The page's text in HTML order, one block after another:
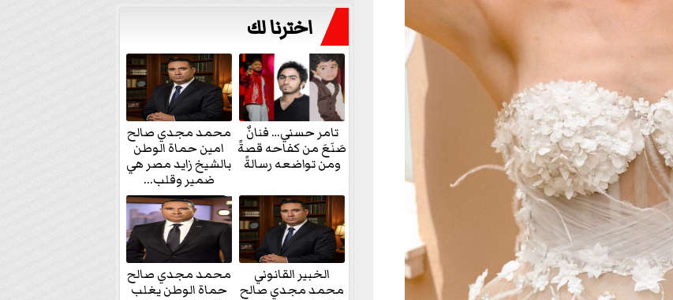
اخترنا لك
تامر حسني… فنانٌ
صَنَعَ من كفاحه قصةً
ومن تواضعه رسالةً
محمد مجدي صالح
امين حماة الوطن
بالشيخ زايد مصر هي
ضمير وقلب...
الخبير القانوني
محمد مجدي صالح
محمد مجدي صالح
حماة الوطن يغلب